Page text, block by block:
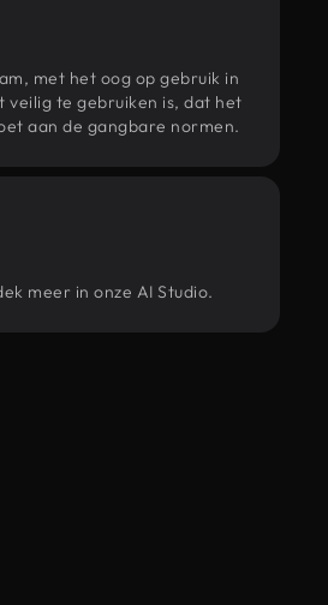
met het oog op gebruik in
te gebruiken is, dat het
aan de gangbare normen.
meer in onze AI Studio.